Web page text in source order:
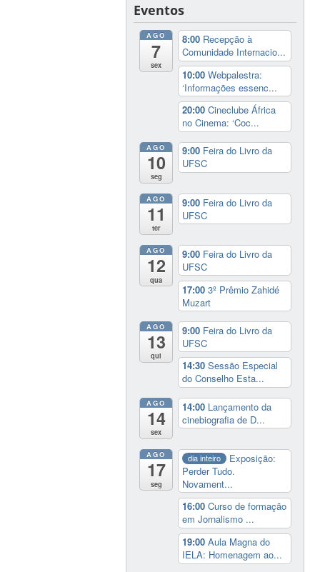
Eventos
AGO
7
sex
8:00 Recepção à
Comunidade Internacio...
10:00Webpalestra:
‘Informações essenc...
20:00Cineclube África
no Cinema: ‘Coc...
AGO
10
seg
9:00 Feira do Livro da
UFSC
AGO
11
ter
9:00 Feira do Livro da
UFSC
AGO
12
qua
9:00 Feira do Livro da
UFSC
17:003º Prêmio Zahidé
Muzart
AGO
13
qui
9:00 Feira do Livro da
UFSC
14:30Sessão Especial
do Conselho Esta...
AGO
14
sex
14:00 Lançamento da
cinebiografia de D...
AGO
17
seg
dia inteiro
Exposição:
Perder Tudo.
Novament...
16:00Curso de formação
em Jornalismo ...
19:00Aula Magna do
IELA: Homenagem ao...